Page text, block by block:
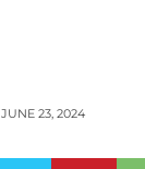
JUNE 23, 2024